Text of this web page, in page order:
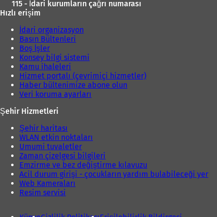
115 - İdari kurumların çağrı numarası
Hızlı erişim
İdari organizasyon
Basın Bültenleri
Boş İşler
Konsey bilgi sistemi
Kamu ihaleleri
Hizmet portalı (çevrimiçi hizmetler)
Haber bültenimize abone olun
Veri koruma ayarları
Şehir Hizmetleri
Şehir haritası
WLAN etkin noktaları
Umumi tuvaletler
Zaman çizelgesi bilgileri
Emzirme ve bez değiştirme kılavuzu
Acil durum girişi - çocukların yardım bulabileceği yer
Web Kameraları
Resim servisi